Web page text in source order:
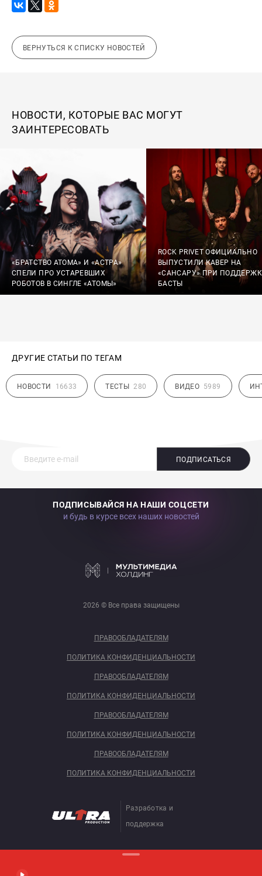
ВЕРНУТЬСЯ К СПИСКУ НОВОСТЕЙ
НОВОСТИ, КОТОРЫЕ ВАС МОГУТ
ЗАИНТЕРЕСОВАТЬ
«БРАТСТВО АТОМА» И «АСТРА»
СПЕЛИ ПРО УСТАРЕВШИХ
РОБОТОВ В СИНГЛЕ «АТОМЫ»
ROCK PRIVET ОФИЦИАЛЬНО
ВЫПУСТИЛИ КАВЕР НА
«САНСАРУ» ПРИ
БАСТЫ
ДРУГИЕ СТАТЬИ ПО ТЕГАМ
НОВОСТИ 16633 ТЕСТЫ 280 ВИДЕО 5989
ПОДПИСАТЬСЯ
ПОДПИСЫВАЙСЯ НА НАШИ СОЦСЕТИ
и будь в курсе всех наших новостей
2026 © Все права защищены
ПРАВООБЛАДАТЕЛЯМ
ПОЛИТИКА КОНФИДЕНЦИАЛЬНОСТИ
ПРАВООБЛАДАТЕЛЯМ
ПОЛИТИКА КОНФИДЕНЦИАЛЬНОСТИ
ПРАВООБЛАДАТЕЛЯМ
ПОЛИТИКА КОНФИДЕНЦИАЛЬНОСТИ
ПРАВООБЛАДАТЕЛЯМ
ПОЛИТИКА КОНФИДЕНЦИАЛЬНОСТИ
Разработка и
поддержка